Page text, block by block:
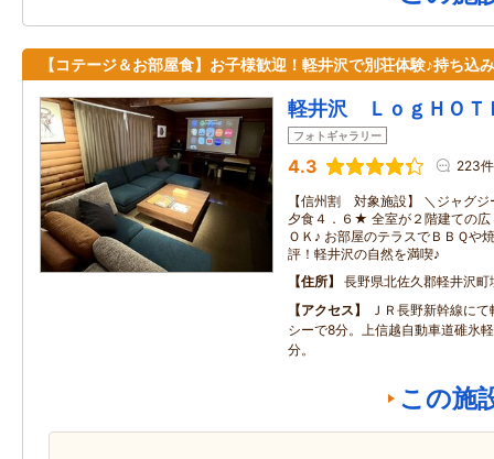
【コテージ＆お部屋食】お子様歓迎！軽井沢で別荘体験♪持ち込
軽井沢 ＬｏｇＨＯ
フォトギャラリー
4.3 223件
【信州割 対象施設】 ＼ジャグ
夕食４．６★ 全室が２階建ての
ＯＫ♪ お部屋のテラスでＢＢＱや
評！軽井沢の自然を満喫♪
住所
長野県北佐久郡軽井沢町
アクセス
ＪＲ長野新幹線に
シーで8分。上信越自動車道碓氷
分。
この施